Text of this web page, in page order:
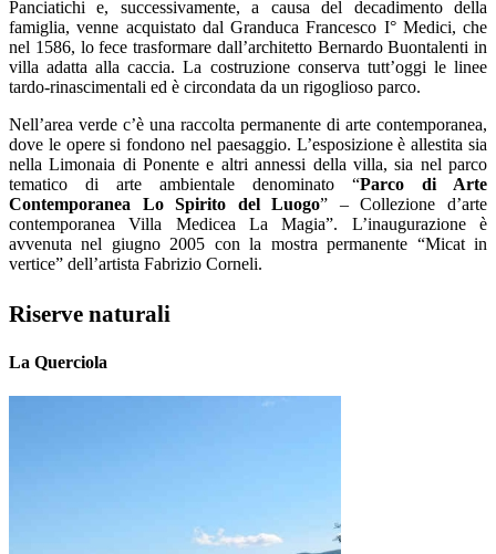
Panciatichi e, successivamente, a causa del decadimento della
famiglia, venne acquistato dal Granduca Francesco I° Medici, che
nel 1586, lo fece trasformare dall’architetto Bernardo Buontalenti in
villa adatta alla caccia. La costruzione conserva tutt’oggi le linee
tardo-rinascimentali ed è circondata da un rigoglioso parco.
Nell’area verde c’è una raccolta permanente di arte contemporanea,
dove le opere si fondono nel paesaggio. L’esposizione è allestita sia
nella Limonaia di Ponente e altri annessi della villa, sia nel parco
tematico di arte ambientale denominato “Parco di Arte
Contemporanea Lo Spirito del Luogo” – Collezione d’arte
contemporanea Villa Medicea La Magia”. L’inaugurazione è
avvenuta nel giugno 2005 con la mostra permanente “Micat in
vertice” dell’artista Fabrizio Corneli.
Riserve naturali
La Querciola